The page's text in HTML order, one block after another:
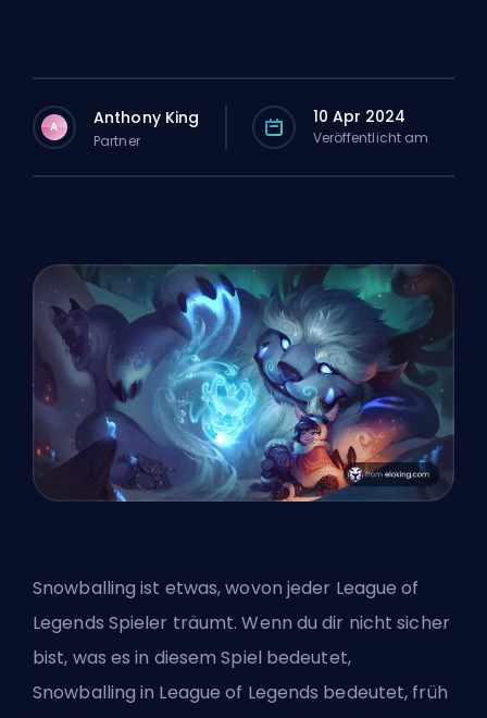
A Anthony King
Partner
10 Apr 2024
Veröffentlicht am
Snowballing ist etwas, wovon jeder League of
Legends Spieler träumt. Wenn du dir nicht sicher
bist, was es in diesem Spiel bedeutet,
Snowballing in League of Legends bedeutet, früh